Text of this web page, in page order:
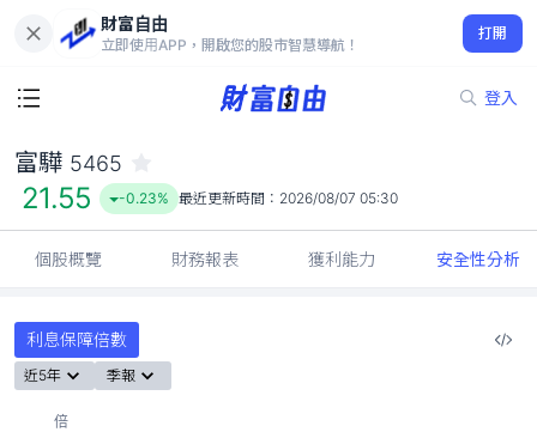
財富自由
立即使用APP，開啟您的股市智慧導航！
打開
登入
21.55
-0.23%
富驊 5465
21.55 -0.23% 最近更新時間： 2026/08/07 05:30
個股概覽 財務報表 獲利能力 安全性分析
利息保障倍數
近5年 季報